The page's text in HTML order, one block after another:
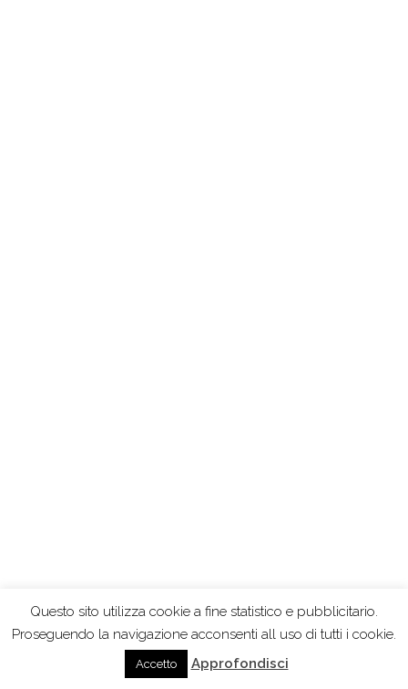
Questo sito utilizza cookie a fine statistico e pubblicitario.
Proseguendo la navigazione acconsenti all uso di tutti i cookie.
Accetto Approfondisci